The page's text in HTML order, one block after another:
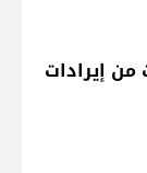
من إيرادات